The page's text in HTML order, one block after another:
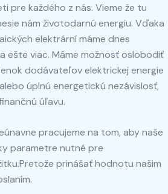
pre každého z nás. Vieme že tu
nám životodarnú energiu. Vďaka
elektrární máme dnes
ešte viac. Máme možnosť oslobodiť
dodávateľov elektrickej energie
úplnú energetickú nezávislosť,
úľavu.
pracujeme na tom, aby naše
parametre nutné pre
prinášať hodnotu našim